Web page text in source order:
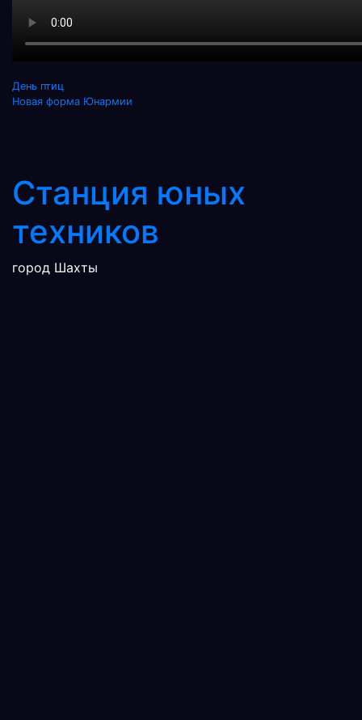
Навигация
День птиц
Новая форма Юнармии
Станция юных
техников
город Шахты